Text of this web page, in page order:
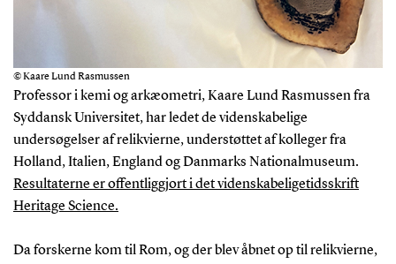
© Kaare Lund Rasmussen
Professor i kemi og arkæometri, Kaare Lund Rasmussen fra
Syddansk Universitet, har ledet de videnskabelige
undersøgelser af relikvierne, understøttet af kolleger fra
Holland, Italien, England og Danmarks Nationalmuseum.
Resultaterne er offentliggjort i det videnskabeligetidsskrift
Heritage Science.
Da forskerne kom til Rom, og der blev åbnet op til relikvierne,